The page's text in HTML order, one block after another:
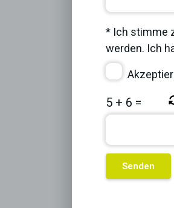
* Ich stimme
werden. Ich
5 + 6 =